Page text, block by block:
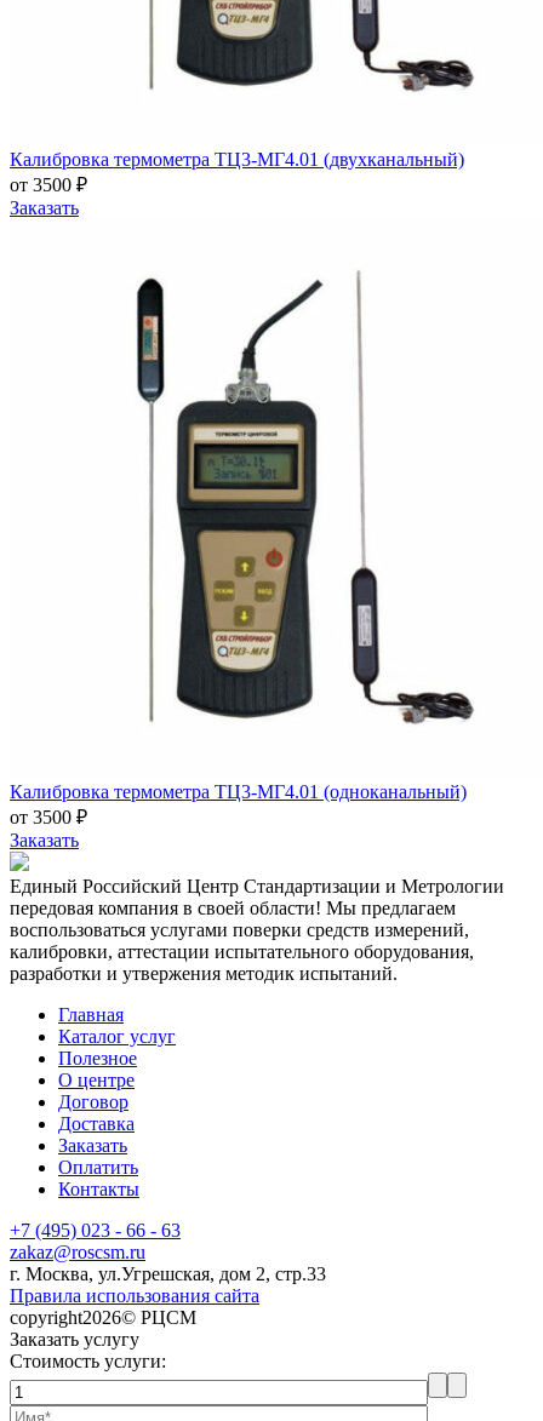
Калибровка термометра ТЦ3-МГ4.01 (двухканальный)
от 3500 ₽
Заказать
Калибровка термометра ТЦ3-МГ4.01 (одноканальный)
от 3500 ₽
Заказать
Единый Российский Центр Стандартизации и Метрологии
передовая компания в своей области! Мы предлагаем
воспользоваться услугами поверки средств измерений,
калибровки, аттестации испытательного оборудования,
разработки и утвержения методик испытаний.
Главная
Каталог услуг
Полезное
О центре
Договор
Доставка
Заказать
Оплатить
Контакты
+7 (495) 023 - 66 - 63
zakaz@roscsm.ru
г. Москва, ул.Угрешская, дом 2, стр.33
Правила использования сайта
copyright2026© РЦСМ
Заказать услугу
Стоимость услуги: